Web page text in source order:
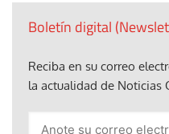
Boletín digital
Reciba en su correo
la actualidad de Noticias